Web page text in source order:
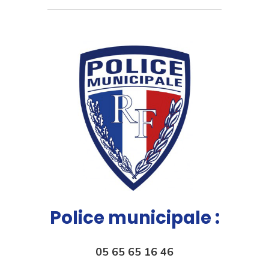
Police municipale :
05 65 65 16 46